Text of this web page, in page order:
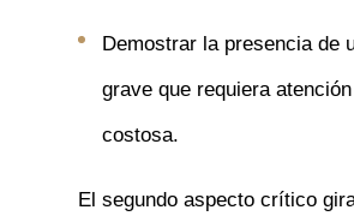
Demostrar la presencia de
grave que requiera
costosa.
El segundo aspecto crítico